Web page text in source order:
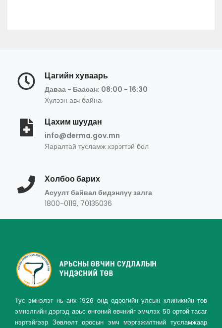
Цагийн хуваарь
Даваа - Баасан: 08:00 - 16:30
Хүлээн авч байна
Цахим шуудан
info@derma.gov.mn
Яаралтай тусламж хэрэгтэй бол
Холбоо барих
Асуулт байвал бидэнлүү залга
1800-0119, 70135036
Тус эмнэлэг нь анх 1926 онд одоогийн улсын клиникийн төв
эмнэлгийн дэргэд арьс өнгөний өвчнийг эмчлэх 50 ортой тасаг
нэртэйгээр Зөвлөлт оросын эмч мэргэжилтний тусламжаар